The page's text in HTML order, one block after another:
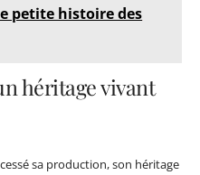
petite histoire des
héritage vivant
sa production, son héritage